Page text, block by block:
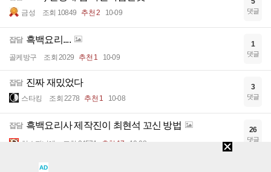
금성 조회 10849 추천 2 10-09 댓글
잡담 흑백요리....
골케방구 조회 2029 추천 1 10-09
1
댓글
잡담 진짜 재밌었다
스타킹 조회 2278 추천 1 10-08
3
댓글
잡담 흑백요리사 제작진이 최현석 꼬신 방법
히스파니에 조회 24571 추천 17 10-08
26
댓글
흑백요리사로 문신의 위험성을 깨달은 사람
AD